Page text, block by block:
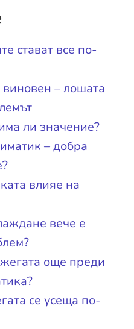
стават все по-
– лошата
ли значение?
– добра
влияе на
вече е
още преди
се усеща по-